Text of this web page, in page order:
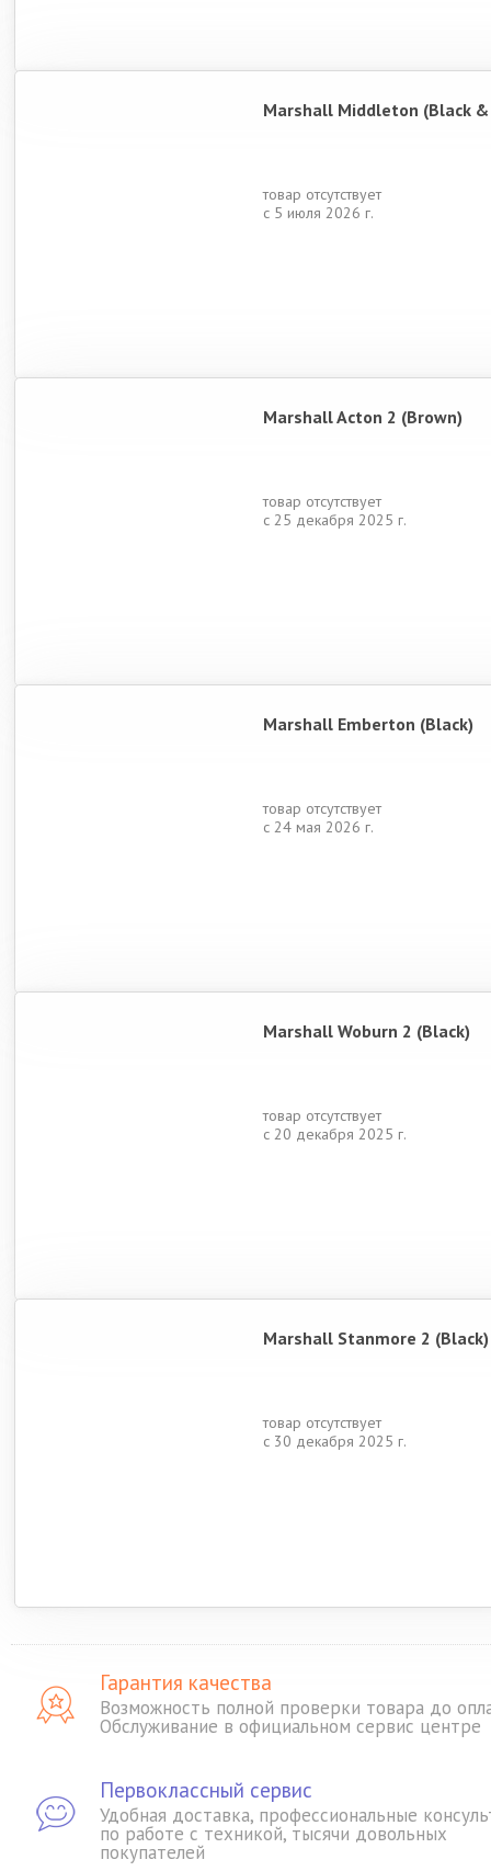
Marshall Middleton (Black
товар отсутствует
с 5 июля 2026 г.
Marshall Acton 2 (Brown)
товар отсутствует
с 25 декабря 2025 г.
Marshall Emberton (Black)
товар отсутствует
с 24 мая 2026 г.
Marshall Woburn 2 (Black)
товар отсутствует
с 20 декабря 2025 г.
Marshall Stanmore 2 (Black)
товар отсутствует
с 30 декабря 2025 г.
Гарантия качества
Возможность полной проверки товара до
Обслуживание в официальном сервис центре
Первоклассный сервис
Удобная доставка, профессиональные
по работе с техникой, тысячи довольных
покупателей